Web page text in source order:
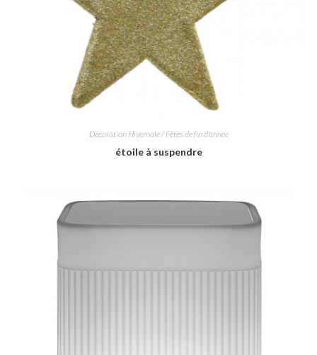
Décoration Hivernale / Fêtes de fin d'année
étoile à suspendre